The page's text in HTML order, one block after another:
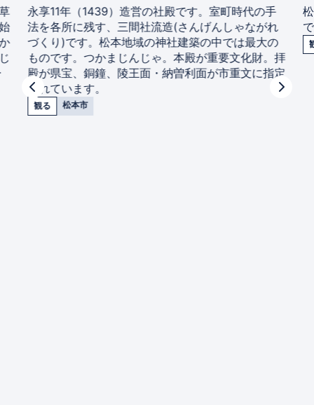
永享11年（1439）造営の社殿です。室町時代の手
法を各所に残す、三間社流造(さんげんしゃながれ
づくり)です。松本地域の神社建築の中では最大の
ものです。つかまじんじゃ。本殿が重要文化財。拝
殿が県宝、銅鐘、陵王面・納曽利面が市重文に指定
されています。
観る 松本市